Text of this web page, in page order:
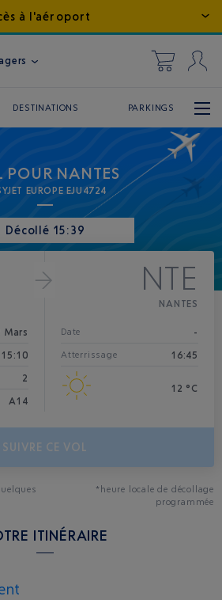
à l'aéroport
DESTINATIONS PARKINGS
POUR NANTES
EUROPE EJU4724
Décollé 15:39
Mars
15:10
2
A14
NTE
NANTES
Date -
Atterrissage 16:45
12 °C
SUIVRE CE VOL
*heure locale de décollage
programmée
ITINÉRAIRE